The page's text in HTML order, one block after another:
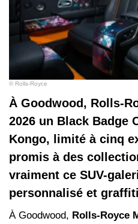
© Rolls-Royce
À Goodwood, Rolls-
2026 un Black Badge
Kongo, limité à cinq
promis à des
vraiment ce SUV-
personnalisé et
À Goodwood, Rolls-Royce